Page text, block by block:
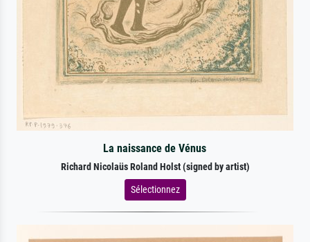
La naissance de Vénus
Richard Nicolaüs Roland Holst (signed by artist)
Sélectionnez